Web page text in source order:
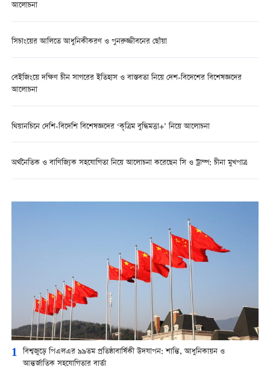
আলোচনা
সিচাংয়ের আলিতে আধুনিকীকরণ ও পুনরুজ্জীবনের ছোঁয়া
বেইজিংয়ে দক্ষিণ চীন সাগরের ইতিহাস ও বাস্তবতা নিয়ে দেশ-বিদেশের বিশেষজ্ঞদের
আলোচনা
থিয়ানচিনে দেশি-বিদেশি বিশেষজ্ঞদের ‘কৃত্রিম বুদ্ধিমত্তা+’ নিয়ে আলোচনা
অর্থনৈতিক ও বাণিজ্যিক সহযোগিতা নিয়ে আলোচনা করেছেন সি ও ট্রাম্প: চীনা মুখপাত্র
1 বিশ্বজুড়ে পিএলএর ৯৯তম প্রতিষ্ঠাবার্ষিকী উদযাপন: শান্তি, আধুনিকায়ন ও
আন্তর্জাতিক সহযোগিতার বার্তা